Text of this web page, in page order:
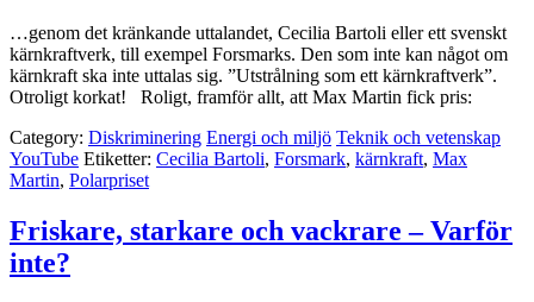
…genom det kränkande uttalandet, Cecilia Bartoli eller ett svenskt
kärnkraftverk, till exempel Forsmarks. Den som inte kan något om
kärnkraft ska inte uttalas sig. ”Utstrålning som ett kärnkraftverk”.
Otroligt korkat! Roligt, framför allt, att Max Martin fick pris:
Category: Diskriminering Energi och miljö Teknik och vetenskap
YouTube Etiketter: Cecilia Bartoli, Forsmark, kärnkraft, Max
Martin, Polarpriset
Friskare, starkare och vackrare – Varför
inte?